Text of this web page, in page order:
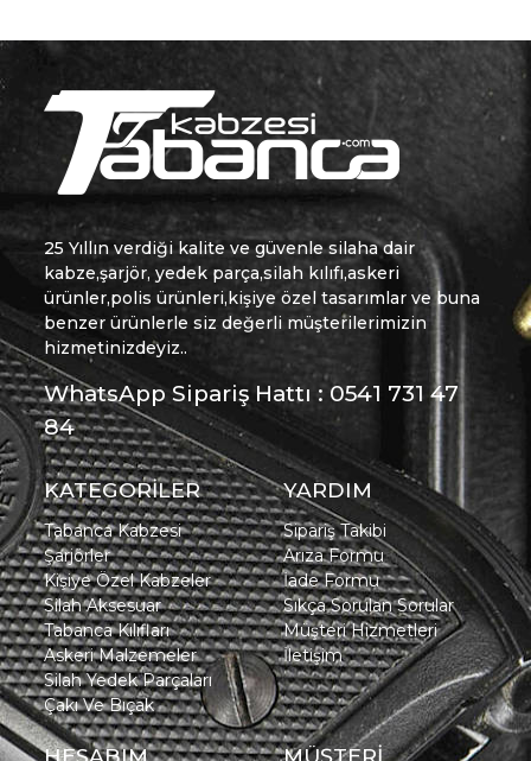
25 Yıllın verdiği kalite ve güvenle silaha dair
kabze,şarjör, yedek parça,silah kılıfı,askeri
ürünler,polis ürünleri,kişiye özel tasarımlar ve buna
benzer ürünlerle siz değerli müşterilerimizin
hizmetinizdeyiz..
WhatsApp Sipariş Hattı : 0541 731 47
84
KATEGORİLER
Tabanca Kabzesi
Şarjörler
Kişiye Özel Kabzeler
Silah Aksesuar
Tabanca Kılıfları
Askeri Malzemeler
Silah Yedek Parçaları
Çakı Ve Bıçak
YARDIM
Sipariş Takibi
Arıza Formu
İade Formu
Sıkça Sorulan Sorular
Müşteri Hizmetleri
İletişim
HESABIM MÜŞTERİ